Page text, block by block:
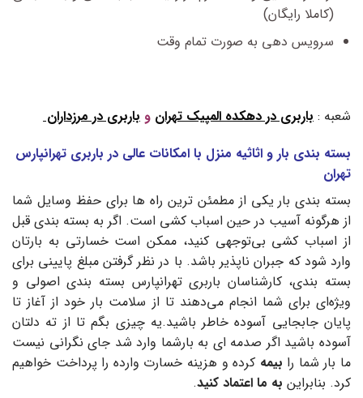
(کاملا رایگان)
سرویس دهی به صورت تمام وقت
شعبه : باربری در دهکده المپیک تهران و باربری در مرزداران
بسته بندی بار و اثاثیه منزل با امکانات عالی در باربری تهرانپارس
تهران
بسته‌ بندی بار یکی از مطمئن‌ ترین راه‌ ها برای حفظ وسایل شما
از هرگونه آسیب در حین اسباب‌ کشی است. اگر به بسته‌ بندی قبل
از اسباب‌ کشی بی‌توجهی کنید، ممکن است خسارتی به بارتان
وارد شود که جبران‌ ناپذیر باشد. با در نظر گرفتن مبلغ پایینی برای
بسته‌ بندی، کارشناسان باربری تهرانپارس بسته‌ بندی اصولی و
ویژه‌ای برای شما انجام می‌دهند تا از سلامت بار خود از آغاز تا
پایان جابجایی آسوده‌ خاطر باشید.یه چیزی بگم تا از ته دلتان
آسوده باشید اگر صدمه ای به بارشما وارد شد جای نگرانی نیست
ما بار شما را بیمه کرده و هزینه خسارت وارده را پرداخت خواهیم
کرد. بنابراین به ما اعتماد کنید.